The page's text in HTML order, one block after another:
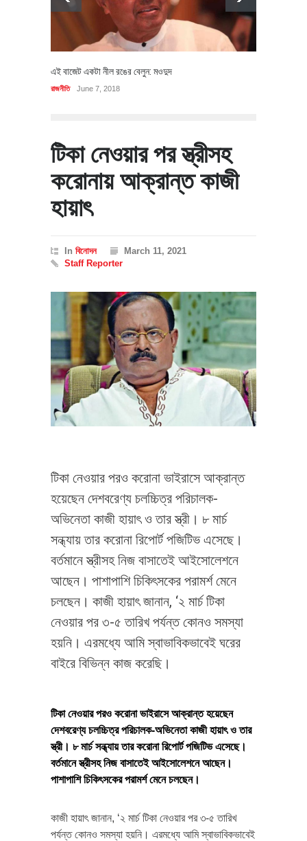
এই বাজেট একটা নীল রঙের বেলুন: মওদুদ
রাজনীতি June 7, 2018
টিকা নেওয়ার পর স্ত্রীসহ
করোনায় আক্রান্ত কাজী
হায়াৎ
In বিনোদন
March 11, 2021
Staff Reporter
টিকা নেওয়ার পরও করোনা ভাইরাসে আক্রান্ত
হয়েছেন দেশবরেণ্য চলচ্চিত্র পরিচালক-
অভিনেতা কাজী হায়াৎ ও তার স্ত্রী। ৮ মার্চ
সন্ধ্যায় তার করোনা রিপোর্ট পজিটিভ এসেছে।
বর্তমানে স্ত্রীসহ নিজ বাসাতেই আইসোলেশনে
আছেন। পাশাপাশি চিকিৎসকের পরামর্শ মেনে
চলছেন। কাজী হায়াৎ জানান, ‘২ মার্চ টিকা
নেওয়ার পর ৩-৫ তারিখ পর্যন্ত কোনও সমস্যা
হয়নি। এরমধ্যে আমি স্বাভাবিকভাবেই ঘরের
বাইরে বিভিন্ন কাজ করেছি।
টিকা নেওয়ার পরও করোনা ভাইরাসে আক্রান্ত হয়েছেন
দেশবরেণ্য চলচ্চিত্র পরিচালক-অভিনেতা কাজী হায়াৎ ও তার
স্ত্রী। ৮ মার্চ সন্ধ্যায় তার করোনা রিপোর্ট পজিটিভ এসেছে।
বর্তমানে স্ত্রীসহ নিজ বাসাতেই আইসোলেশনে আছেন।
পাশাপাশি চিকিৎসকের পরামর্শ মেনে চলছেন।
কাজী হায়াৎ জানান, ‘২ মার্চ টিকা নেওয়ার পর ৩-৫ তারিখ
পর্যন্ত কোনও সমস্যা হয়নি। এরমধ্যে আমি স্বাভাবিকভাবেই